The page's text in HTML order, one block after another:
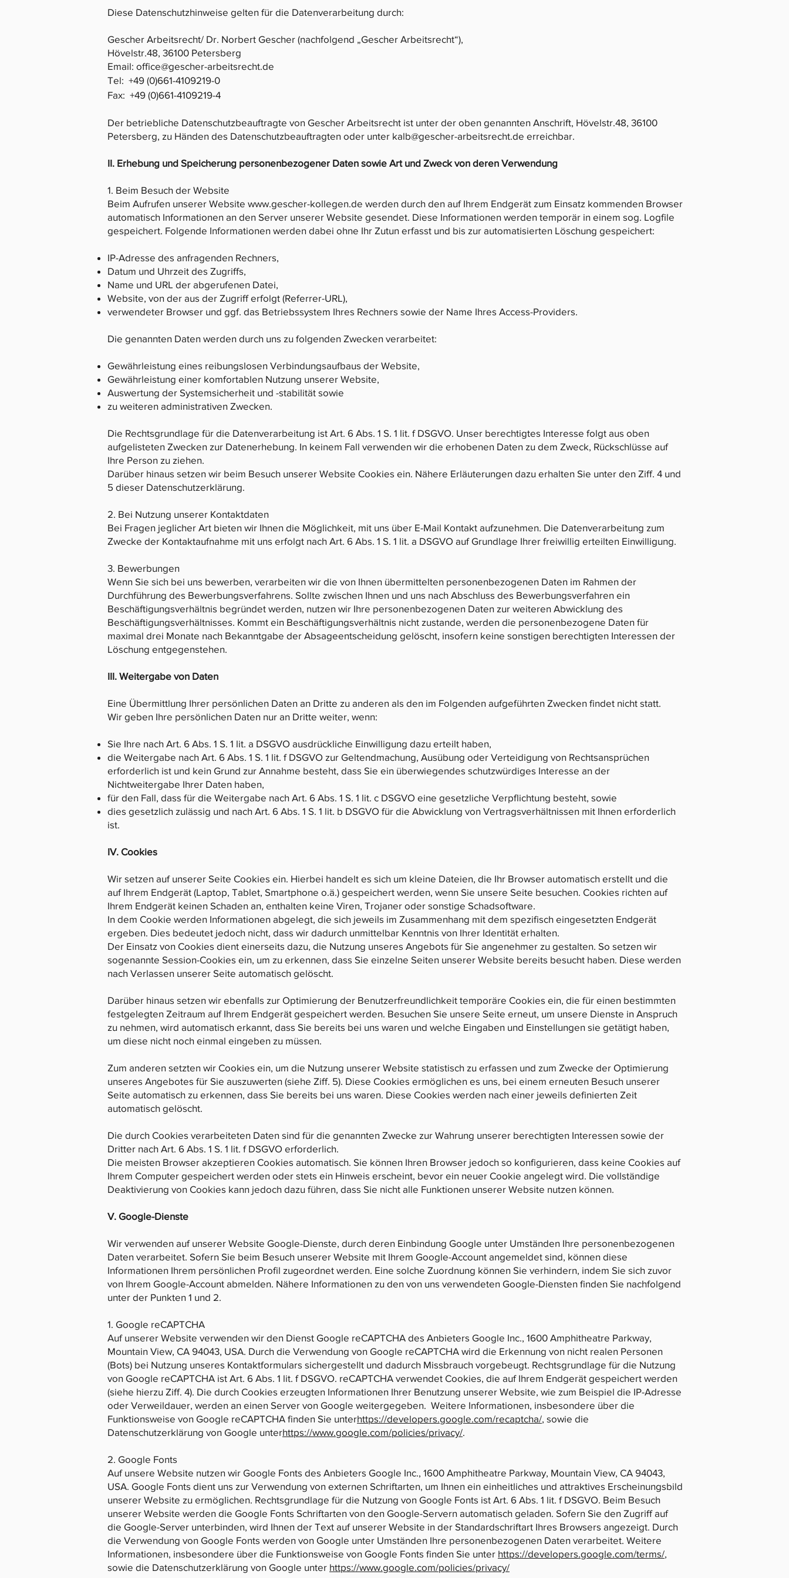
Diese Datenschutzhinweise gelten für die Datenverarbeitung durch:
Gescher Arbeitsrecht/ Dr. Norbert Gescher (nachfolgend „Gescher Arbeitsrecht“),
Hövelstr.48, 36100 Petersberg
Email: office@gescher-arbeitsrecht.de
Tel: +49 (0)661-4109219-0
Fax: +49 (0)661-4109219-4
Der betriebliche Datenschutzbeauftragte von Gescher Arbeitsrecht ist unter der oben genannten Anschrift, Hövelstr.48, 36100
Petersberg, zu Händen des Datenschutzbeauftragten oder unter kalb@gescher-arbeitsrecht.de erreichbar.
II. Erhebung und Speicherung personenbezogener Daten sowie Art und Zweck von deren Verwendung
1. Beim Besuch der Website
Beim Aufrufen unserer Website www.gescher-kollegen.de werden durch den auf Ihrem Endgerät zum Einsatz kommenden Browser
automatisch Informationen an den Server unserer Website gesendet. Diese Informationen werden temporär in einem sog. Logfile
gespeichert. Folgende Informationen werden dabei ohne Ihr Zutun erfasst und bis zur automatisierten Löschung gespeichert:
IP-Adresse des anfragenden Rechners,
Datum und Uhrzeit des Zugriffs,
Name und URL der abgerufenen Datei,
Website, von der aus der Zugriff erfolgt (Referrer-URL),
verwendeter Browser und ggf. das Betriebssystem Ihres Rechners sowie der Name Ihres Access-Providers.
Die genannten Daten werden durch uns zu folgenden Zwecken verarbeitet:
Gewährleistung eines reibungslosen Verbindungsaufbaus der Website,
Gewährleistung einer komfortablen Nutzung unserer Website,
Auswertung der Systemsicherheit und -stabilität sowie
zu weiteren administrativen Zwecken.
Die Rechtsgrundlage für die Datenverarbeitung ist Art. 6 Abs. 1 S. 1 lit. f DSGVO. Unser berechtigtes Interesse folgt aus oben
aufgelisteten Zwecken zur Datenerhebung. In keinem Fall verwenden wir die erhobenen Daten zu dem Zweck, Rückschlüsse auf
Ihre Person zu ziehen.
Darüber hinaus setzen wir beim Besuch unserer Website Cookies ein. Nähere Erläuterungen dazu erhalten Sie unter den Ziff. 4 und
5 dieser Datenschutzerklärung.
2. Bei Nutzung unserer Kontaktdaten
Bei Fragen jeglicher Art bieten wir Ihnen die Möglichkeit, mit uns über E-Mail Kontakt aufzunehmen. Die Datenverarbeitung zum
Zwecke der Kontaktaufnahme mit uns erfolgt nach Art. 6 Abs. 1 S. 1 lit. a DSGVO auf Grundlage Ihrer freiwillig erteilten Einwilligung.
3. Bewerbungen
Wenn Sie sich bei uns bewerben, verarbeiten wir die von Ihnen übermittelten personenbezogenen Daten im Rahmen der
Durchführung des Bewerbungsverfahrens. Sollte zwischen Ihnen und uns nach Abschluss des Bewerbungsverfahren ein
Beschäftigungsverhältnis begründet werden, nutzen wir Ihre personenbezogenen Daten zur weiteren Abwicklung des
Beschäftigungsverhältnisses. Kommt ein Beschäftigungsverhältnis nicht zustande, werden die personenbezogene Daten für
maximal drei Monate nach Bekanntgabe der Absageentscheidung gelöscht, insofern keine sonstigen berechtigten Interessen der
Löschung entgegenstehen.
III. Weitergabe von Daten
Eine Übermittlung Ihrer persönlichen Daten an Dritte zu anderen als den im Folgenden aufgeführten Zwecken findet nicht statt.
Wir geben Ihre persönlichen Daten nur an Dritte weiter, wenn:
Sie Ihre nach Art. 6 Abs. 1 S. 1 lit. a DSGVO ausdrückliche Einwilligung dazu erteilt haben,
die Weitergabe nach Art. 6 Abs. 1 S. 1 lit. f DSGVO zur Geltendmachung, Ausübung oder Verteidigung von Rechtsansprüchen
erforderlich ist und kein Grund zur Annahme besteht, dass Sie ein überwiegendes schutzwürdiges Interesse an der
Nichtweitergabe Ihrer Daten haben,
für den Fall, dass für die Weitergabe nach Art. 6 Abs. 1 S. 1 lit. c DSGVO eine gesetzliche Verpflichtung besteht, sowie
dies gesetzlich zulässig und nach Art. 6 Abs. 1 S. 1 lit. b DSGVO für die Abwicklung von Vertragsverhältnissen mit Ihnen erforderlich
ist.
IV. Cookies
Wir setzen auf unserer Seite Cookies ein. Hierbei handelt es sich um kleine Dateien, die Ihr Browser automatisch erstellt und die
auf Ihrem Endgerät (Laptop, Tablet, Smartphone o.ä.) gespeichert werden, wenn Sie unsere Seite besuchen. Cookies richten auf
Ihrem Endgerät keinen Schaden an, enthalten keine Viren, Trojaner oder sonstige Schadsoftware.
In dem Cookie werden Informationen abgelegt, die sich jeweils im Zusammenhang mit dem spezifisch eingesetzten Endgerät
ergeben. Dies bedeutet jedoch nicht, dass wir dadurch unmittelbar Kenntnis von Ihrer Identität erhalten.
Der Einsatz von Cookies dient einerseits dazu, die Nutzung unseres Angebots für Sie angenehmer zu gestalten. So setzen wir
sogenannte Session-Cookies ein, um zu erkennen, dass Sie einzelne Seiten unserer Website bereits besucht haben. Diese werden
nach Verlassen unserer Seite automatisch gelöscht.
Darüber hinaus setzen wir ebenfalls zur Optimierung der Benutzerfreundlichkeit temporäre Cookies ein, die für einen bestimmten
festgelegten Zeitraum auf Ihrem Endgerät gespeichert werden. Besuchen Sie unsere Seite erneut, um unsere Dienste in Anspruch
zu nehmen, wird automatisch erkannt, dass Sie bereits bei uns waren und welche Eingaben und Einstellungen sie getätigt haben,
um diese nicht noch einmal eingeben zu müssen.
Zum anderen setzten wir Cookies ein, um die Nutzung unserer Website statistisch zu erfassen und zum Zwecke der Optimierung
unseres Angebotes für Sie auszuwerten (siehe Ziff. 5). Diese Cookies ermöglichen es uns, bei einem erneuten Besuch unserer
Seite automatisch zu erkennen, dass Sie bereits bei uns waren. Diese Cookies werden nach einer jeweils definierten Zeit
automatisch gelöscht.
Die durch Cookies verarbeiteten Daten sind für die genannten Zwecke zur Wahrung unserer berechtigten Interessen sowie der
Dritter nach Art. 6 Abs. 1 S. 1 lit. f DSGVO erforderlich.
Die meisten Browser akzeptieren Cookies automatisch. Sie können Ihren Browser jedoch so konfigurieren, dass keine Cookies auf
Ihrem Computer gespeichert werden oder stets ein Hinweis erscheint, bevor ein neuer Cookie angelegt wird. Die vollständige
Deaktivierung von Cookies kann jedoch dazu führen, dass Sie nicht alle Funktionen unserer Website nutzen können.
V. Google-Dienste
Wir verwenden auf unserer Website Google-Dienste, durch deren Einbindung Google unter Umständen Ihre personenbezogenen
Daten verarbeitet. Sofern Sie beim Besuch unserer Website mit Ihrem Google-Account angemeldet sind, können diese
Informationen Ihrem persönlichen Profil zugeordnet werden. Eine solche Zuordnung können Sie verhindern, indem Sie sich zuvor
von Ihrem Google-Account abmelden. Nähere Informationen zu den von uns verwendeten Google-Diensten finden Sie nachfolgend
unter der Punkten 1 und 2.
1. Google reCAPTCHA
Auf unserer Website verwenden wir den Dienst Google reCAPTCHA des Anbieters Google Inc., 1600 Amphitheatre Parkway,
Mountain View, CA 94043, USA. Durch die Verwendung von Google reCAPTCHA wird die Erkennung von nicht realen Personen
(Bots) bei Nutzung unseres Kontaktformulars sichergestellt und dadurch Missbrauch vorgebeugt. Rechtsgrundlage für die Nutzung
von Google reCAPTCHA ist Art. 6 Abs. 1 lit. f DSGVO. reCAPTCHA verwendet Cookies, die auf Ihrem Endgerät gespeichert werden
(siehe hierzu Ziff. 4). Die durch Cookies erzeugten Informationen Ihrer Benutzung unserer Website, wie zum Beispiel die IP-Adresse
oder Verweildauer, werden an einen Server von Google weitergegeben. Weitere Informationen, insbesondere über die
Funktionsweise von Google reCAPTCHA finden Sie unterhttps://developers.google.com/recaptcha/, sowie die
Datenschutzerklärung von Google unterhttps://www.google.com/policies/privacy/.
2. Google Fonts
Auf unsere Website nutzen wir Google Fonts des Anbieters Google Inc., 1600 Amphitheatre Parkway, Mountain View, CA 94043,
USA. Google Fonts dient uns zur Verwendung von externen Schriftarten, um Ihnen ein einheitliches und attraktives Erscheinungsbild
unserer Website zu ermöglichen. Rechtsgrundlage für die Nutzung von Google Fonts ist Art. 6 Abs. 1 lit. f DSGVO. Beim Besuch
unserer Website werden die Google Fonts Schriftarten von den Google-Servern automatisch geladen. Sofern Sie den Zugriff auf
die Google-Server unterbinden, wird Ihnen der Text auf unserer Website in der Standardschriftart Ihres Browsers angezeigt. Durch
die Verwendung von Google Fonts werden von Google unter Umständen Ihre personenbezogenen Daten verarbeitet. Weitere
Informationen, insbesondere über die Funktionsweise von Google Fonts finden Sie unter https://developers.google.com/terms/,
sowie die Datenschutzerklärung von Google unter https://www.google.com/policies/privacy/